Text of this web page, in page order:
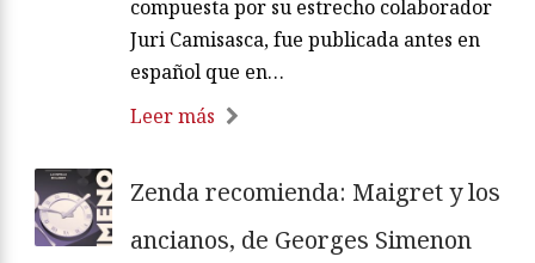
compuesta por su estrecho colaborador
Juri Camisasca, fue publicada antes en
español que en…
Leer más
Zenda recomienda: Maigret y los
ancianos, de Georges Simenon